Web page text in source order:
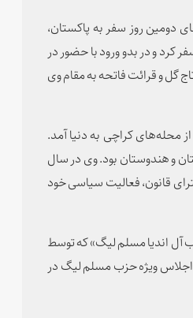
دومین روز سفر به پاکستان،
کرد و در بدو ورود با حضور در
گل و قرائت فاتحه به مقام وی
قائد اعظم در ۲۵ دسامبر سال ۱۸۷۶ در یکی از محله‌های کراچی به دنیا آمد.
و هندوستان بود. وی در سال
قانون، فعالیت سیاسی خود
و در سال ۱۹۱۳ به عضویت «حزب آل اندیا مسلم لیگ» که توسط
وی در سال ۱۹۱۶ بعد از برگزاری اجلاس ویژه حزب مسلم لیگ در